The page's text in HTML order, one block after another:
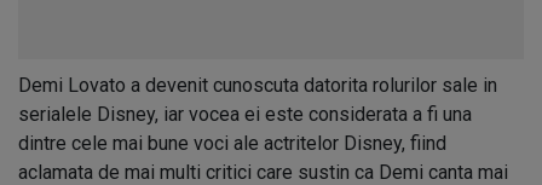
Demi Lovato a devenit cunoscuta datorita rolurilor sale in
serialele Disney, iar vocea ei este considerata a fi una
dintre cele mai bune voci ale actritelor Disney, fiind
aclamata de mai multi critici care sustin ca Demi canta mai